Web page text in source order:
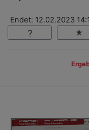
Endet: 12.02.2023